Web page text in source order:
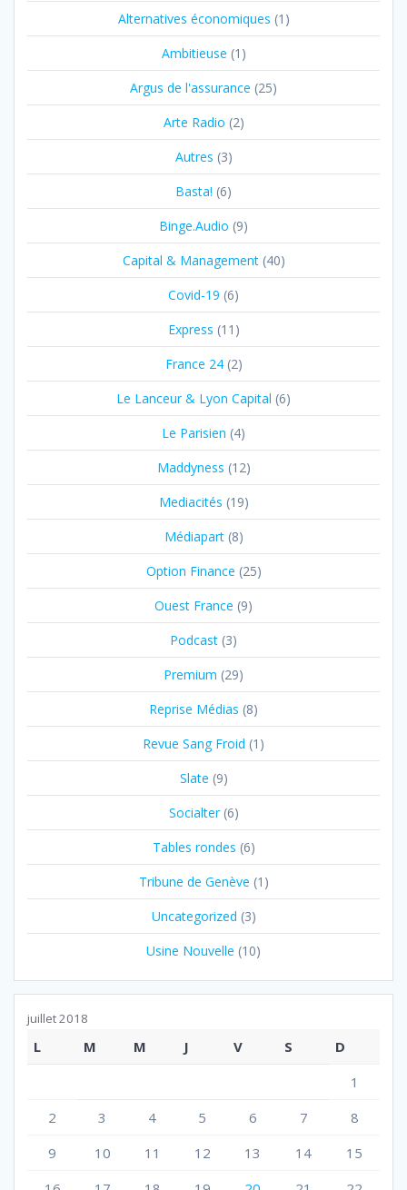
Alternatives économiques (1)
Ambitieuse (1)
Argus de l'assurance (25)
Arte Radio (2)
Autres (3)
Basta! (6)
Binge.Audio (9)
Capital & Management(40)
Covid-19 (6)
Express (11)
France 24(2)
Le Lanceur & Lyon Capital (6)
Le Parisien (4)
Maddyness (12)
Mediacités (19)
Médiapart(8)
Option Finance (25)
Ouest France (9)
Podcast (3)
Premium (29)
Reprise Médias (8)
Revue Sang Froid (1)
Slate (9)
Socialter(6)
Tables rondes (6)
Tribune de Genève (1)
Uncategorized (3)
Usine Nouvelle (10)
juillet 2018
L M M J V S
D
1
2
3 4 5 6 7
8
9
10 11 12 13 14
15